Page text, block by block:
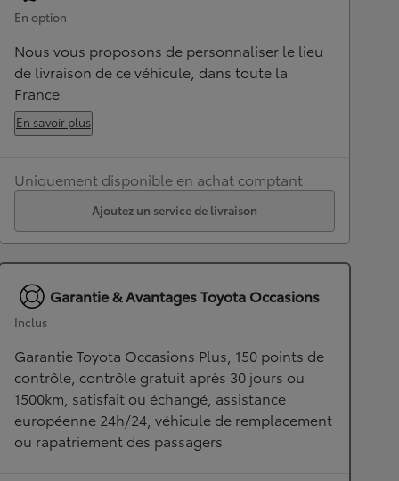
En option
Nous vous proposons de personnaliser le lieu
de livraison de ce véhicule, dans toute la
France
En savoir plus
Uniquement disponible en achat comptant
Ajoutez un service de livraison
Garantie & Avantages Toyota Occasions
Inclus
Garantie Toyota Occasions Plus, 150 points de
contrôle, contrôle gratuit après 30 jours ou
1500km, satisfait ou échangé, assistance
européenne 24h/24, véhicule de remplacement
ou rapatriement des passagers